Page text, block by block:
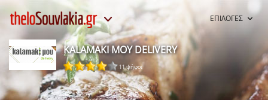
ΕΠΙΛΟΓΕΣ
KALAMAKI ΜΟΥ DELIVERY
11 ψήφοι